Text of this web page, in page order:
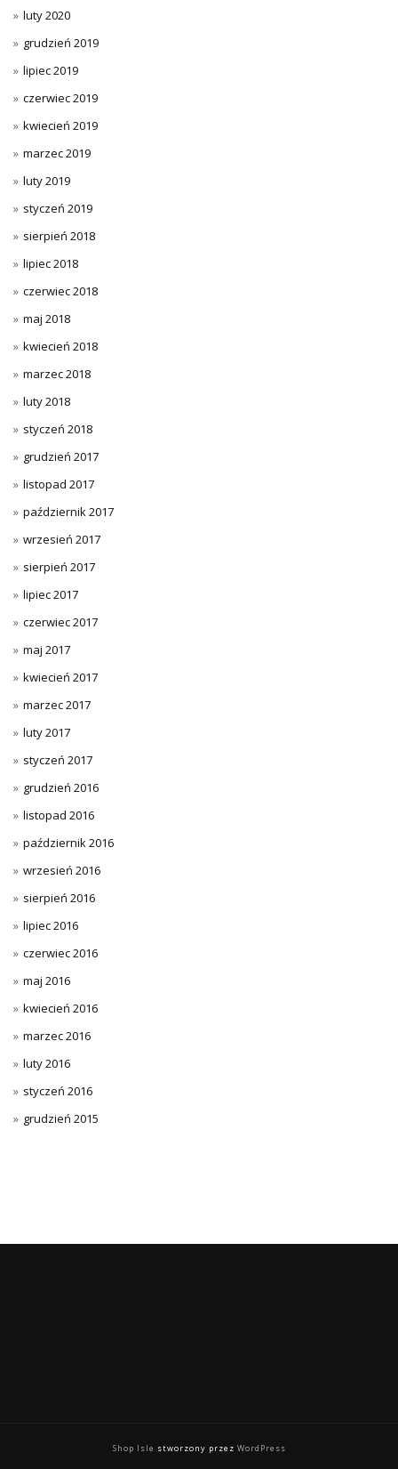
luty 2020
grudzień 2019
lipiec 2019
czerwiec 2019
kwiecień 2019
marzec 2019
luty 2019
styczeń 2019
sierpień 2018
lipiec 2018
czerwiec 2018
maj 2018
kwiecień 2018
marzec 2018
luty 2018
styczeń 2018
grudzień 2017
listopad 2017
październik 2017
wrzesień 2017
sierpień 2017
lipiec 2017
czerwiec 2017
maj 2017
kwiecień 2017
marzec 2017
luty 2017
styczeń 2017
grudzień 2016
listopad 2016
październik 2016
wrzesień 2016
sierpień 2016
lipiec 2016
czerwiec 2016
maj 2016
kwiecień 2016
marzec 2016
luty 2016
styczeń 2016
grudzień 2015
Shop Isle stworzony przez WordPress